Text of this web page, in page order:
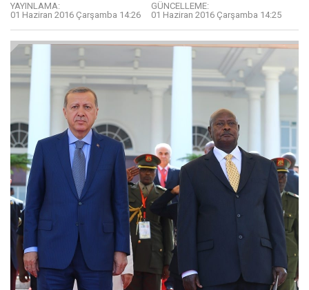
YAYINLAMA:
01 Haziran 2016 Çarşamba 14:26
GÜNCELLEME:
01 Haziran 2016 Çarşamba 14:25